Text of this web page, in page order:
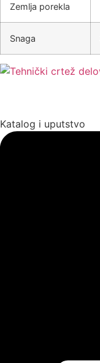
Zemlja porekla
Snaga
Katalog i uputstvo